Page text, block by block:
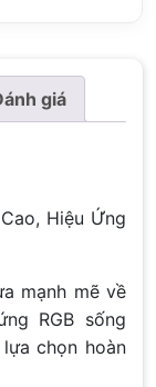
giá
Hiệu Ứng
mạnh mẽ về
RGB sống
chọn hoàn